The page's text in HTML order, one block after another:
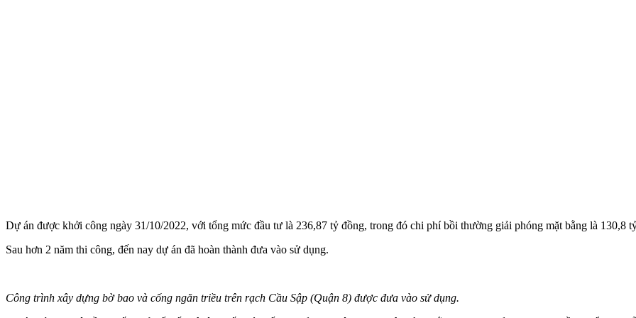
Dự án được khởi công ngày 31/10/2022, với tổng mức đầu tư là 236,87 tỷ đồng, trong đó chi phí bồi thường giải phóng mặt bằng là 130,8
Sau hơn 2 năm thi công, đến nay dự án đã hoàn thành đưa vào sử dụng.
Công trình xây dựng bờ bao và cống ngăn triều trên rạch Cầu Sập (Quận 8) được đưa vào sử dụng.